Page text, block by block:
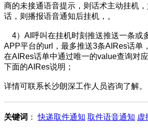
商的未接通语音提示，则话术主动挂机
话，则播报语音通知后挂机，。
4）AI呼叫在挂机时刻推送推送一条或
APP平台的url，最多推送3条AIRes话单
在AIRes话单中通过唯一的value查询对
下面的AIRes说明；
详情可联系长沙朗深工作人员咨询了解。
关键词 ：快递取件通知 取件语音通知 虚